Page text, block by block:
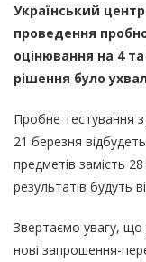
Український центр
проведення
оцінювання на 4 та
рішення було
Пробне тестування з
21 березня
предметів замість
результатів будуть
Звертаємо увагу,
нові запрошення-